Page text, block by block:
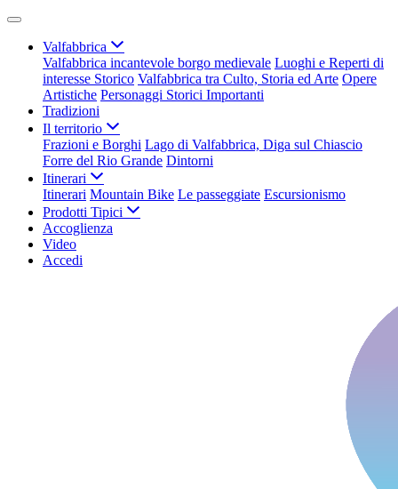
Valfabbrica
Valfabbrica incantevole borgo medievale Luoghi e Reperti di
interesse Storico Valfabbrica tra Culto, Storia ed Arte Opere
Artistiche Personaggi Storici Importanti
Tradizioni
Il territorio
Frazioni e Borghi Lago di Valfabbrica, Diga sul Chiascio
Forre del Rio Grande Dintorni
Itinerari
Itinerari Mountain Bike Le passeggiate Escursionismo
Prodotti Tipici
Accoglienza
Video
Accedi